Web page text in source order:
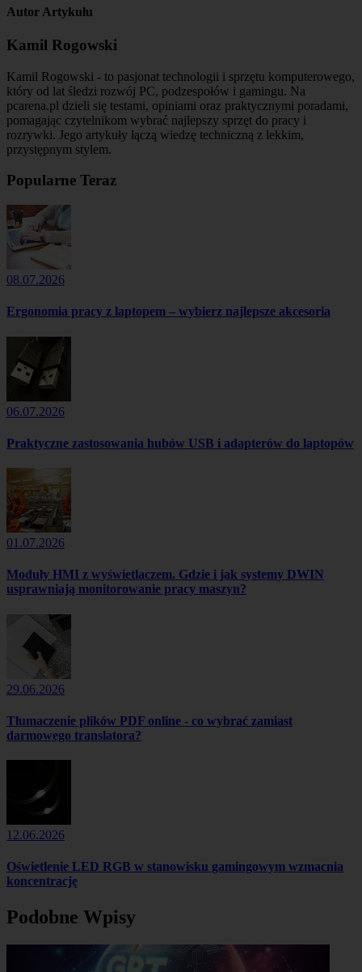
Autor Artykułu
Kamil Rogowski
Kamil Rogowski - to pasjonat technologii i sprzętu komputerowego,
który od lat śledzi rozwój PC, podzespołów i gamingu. Na
pcarena.pl dzieli się testami, opiniami oraz praktycznymi poradami,
pomagając czytelnikom wybrać najlepszy sprzęt do pracy i
rozrywki. Jego artykuły łączą wiedzę techniczną z lekkim,
przystępnym stylem.
Popularne Teraz
08.07.2026
Ergonomia pracy z laptopem – wybierz najlepsze akcesoria
06.07.2026
Praktyczne zastosowania hubów USB i adapterów do laptopów
01.07.2026
Moduły HMI z wyświetlaczem. Gdzie i jak systemy DWIN
usprawniają monitorowanie pracy maszyn?
29.06.2026
Tłumaczenie plików PDF online - co wybrać zamiast
darmowego translatora?
12.06.2026
Oświetlenie LED RGB w stanowisku gamingowym wzmacnia
koncentrację
Podobne Wpisy